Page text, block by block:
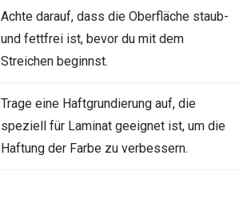
Achte darauf, dass die Oberfläche staub-
und fettfrei ist, bevor du mit dem
Streichen beginnst.
Trage eine Haftgrundierung auf, die
speziell für Laminat geeignet ist, um die
Haftung der Farbe zu verbessern.